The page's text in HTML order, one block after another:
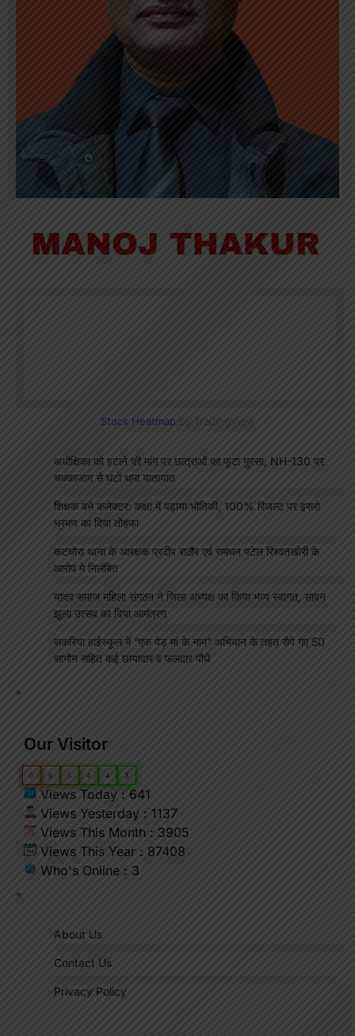
Stock Heatmap by TradingView
अधीक्षिका को हटाने की मांग पर छात्राओं का फूटा गुस्सा, NH-130 पर
चक्काजाम से घंटों थमा यातायात
शिक्षक बने कलेक्टर: कक्षा में पढ़ाया भौतिकी, 100% रिजल्ट पर इसरो
भ्रमण का दिया तोहफा
कटघोरा थाना के आरक्षक प्रदीप राठौर एवं रामधन पटेल रिश्वतखोरी के
आरोप मे निलंबित
यादव समाज महिला संगठन ने जिला अध्यक्ष का किया भव्य स्वागत, सावन
झूला उत्सव का दिया आमंत्रण
सकरिया हाईस्कूल में “एक पेड़ मां के नाम” अभियान के तहत रोपे गए 50
सागौन सहित कई छायादार व फलदार पौधे
"
Our Visitor
0 6 5 4 4 3
Views Today : 641
Views Yesterday : 1137
Views This Month : 3905
Views This Year : 87408
Who's Online : 3
"
About Us
Contact Us
Privacy Policy